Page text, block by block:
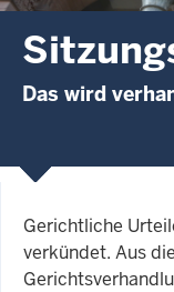
Das wird
Gerichtliche
verkündet. Aus